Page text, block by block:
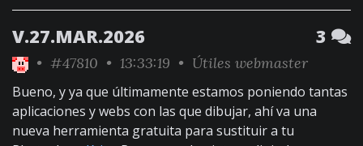
V.27.MAR.2026 3
• #47810 • 13:33:19 • Útiles webmaster
Bueno, y ya que últimamente estamos poniendo tantas
aplicaciones y webs con las que dibujar, ahí va una
nueva herramienta gratuita para sustituir a tu